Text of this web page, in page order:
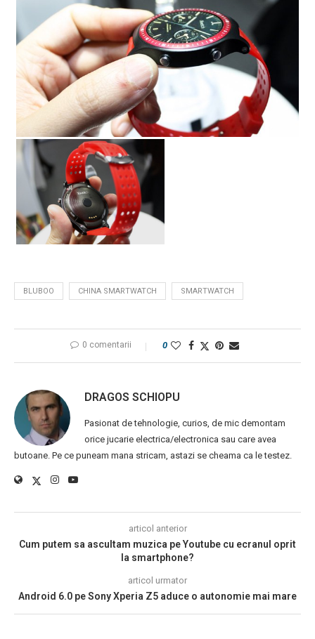
BLUBOO CHINA SMARTWATCH SMARTWATCH
0 comentarii 0
DRAGOS SCHIOPU
Pasionat de tehnologie, curios, de mic demontam
orice jucarie electrica/electronica sau care avea
butoane. Pe ce puneam mana stricam, astazi se cheama ca le testez.
articol anterior
Cum putem sa ascultam muzica pe Youtube cu ecranul oprit
la smartphone?
articol urmator
Android 6.0 pe Sony Xperia Z5 aduce o autonomie mai mare